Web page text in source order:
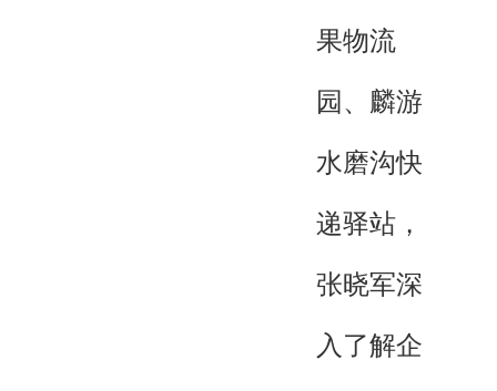
果物流
园、麟游
水磨沟快
递驿站，
张晓军深
入了解企